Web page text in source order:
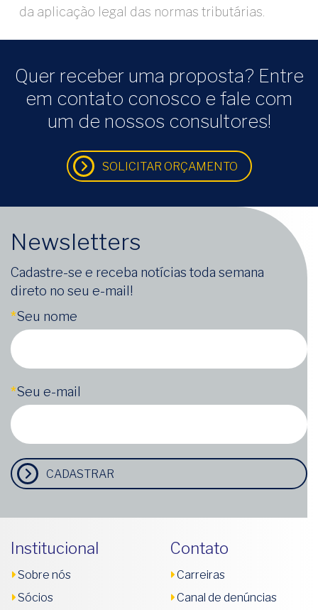
da aplicação legal das normas tributárias.
Quer receber uma proposta? Entre
em contato conosco e fale com
um de nossos consultores!
SOLICITAR ORÇAMENTO
Newsletters
Cadastre-se e receba notícias toda semana
direto no seu e-mail!
*Seu nome
*Seu e-mail
CADASTRAR
Institucional
Sobre nós
Sócios
Contato
Carreiras
Canal de denúncias